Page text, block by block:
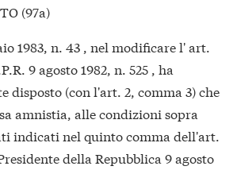
(97a)
1983, n. 43 , nel modificare l' art.
9 agosto 1982, n. 525 , ha
disposto (con l'art. 2, comma 3) che
amnistia, alle condizioni sopra
indicati nel quinto comma dell'art.
della Repubblica 9 agosto